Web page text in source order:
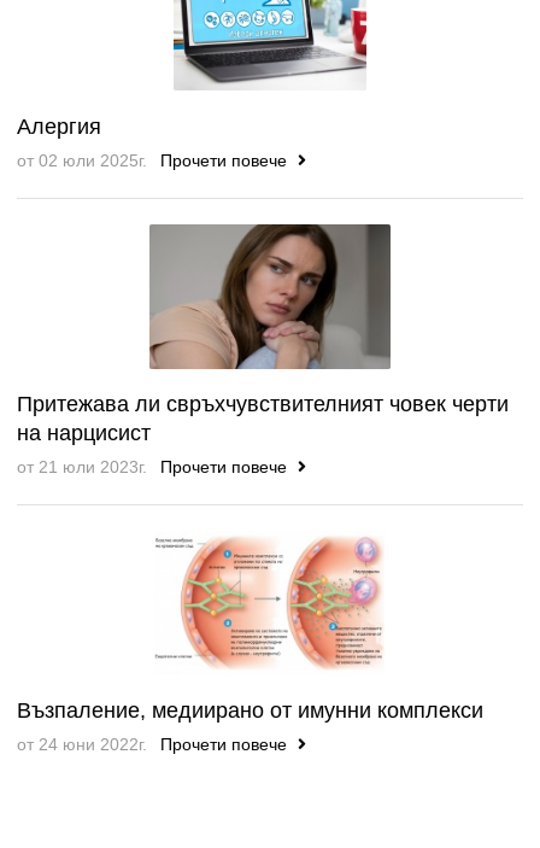
Алергия
от 02 юли 2025г. Прочети повече
Притежава ли свръхчувствителният човек черти
на нарцисист
от 21 юли 2023г. Прочети повече
Възпаление, медиирано от имунни комплекси
от 24 юни 2022г. Прочети повече